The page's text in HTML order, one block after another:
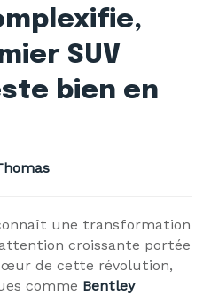
SUV
bien en
une transformation
croissante portée
de cette révolution,
comme Bentley